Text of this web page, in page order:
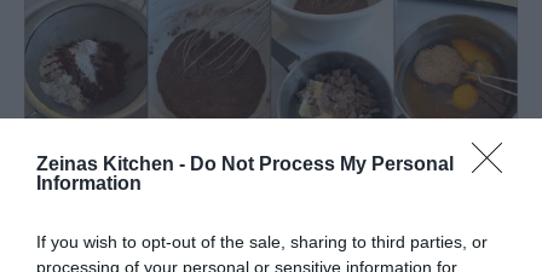
Zeinas Kitchen - Do Not Process My Personal
Information
If you wish to opt-out of the sale, sharing to third parties, or
processing of your personal or sensitive information for